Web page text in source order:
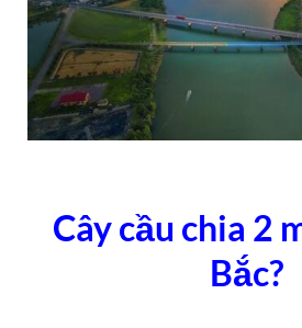
Cây cầu chia 2
Bắc?